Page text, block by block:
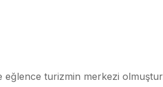
eğlence turizmin merkezi